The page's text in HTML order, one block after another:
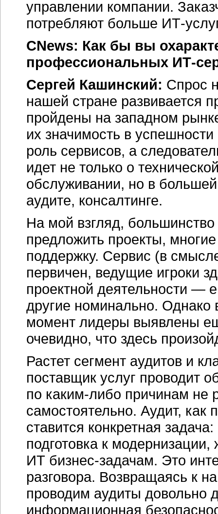
управлении компании.
потребляют больше ИТ-
CNews: Как бы вы
профессиональных ИТ-
Сергей Кашинский: Спрос
нашей стране развивается
пройдены на западном
их значимость в
роль сервисов, а
идет не только о
обслуживании, но в
аудите, консалтинге.
На мой взгляд, большинство
предложить проекты,
поддержку. Сервис (в
первичен, ведущие игроки
проектной деятельности
другие номинально. Однако
момент лидеры выявлены
очевидно, что здесь
Растет сегмент аудитов и
поставщик услуг проводит
по каким-либо причинам не
самостоятельно. Аудит, как
ставится конкретная
подготовка к
ИТ бизнес-задачам. Это
разговора. Возвращаясь к
проводим аудиты
информационная